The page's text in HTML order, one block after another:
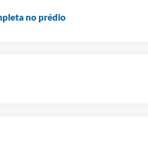
no prédio